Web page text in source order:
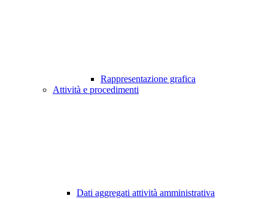
Rappresentazione grafica
Attività e procedimenti
Dati aggregati attività amministrativa